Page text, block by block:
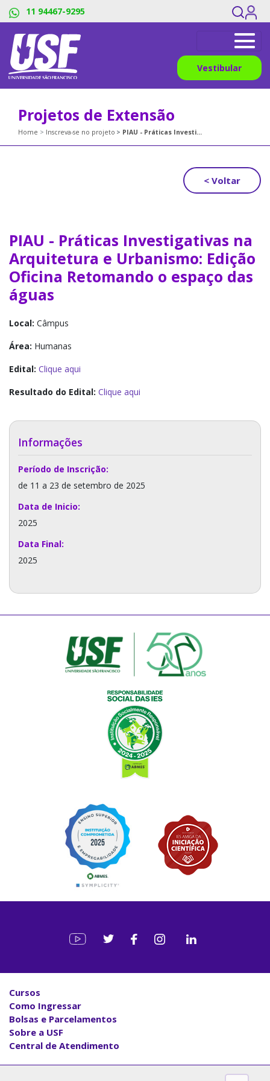
11 94467-9295
Vestibular
Projetos de Extensão
Home Inscreva-se no projeto PIAU - Práticas Investigativas na Arquitetura e Urbanismo: Edição Oficina Retomando o espaço das águas
< Voltar
PIAU - Práticas Investigativas na
Arquitetura e Urbanismo: Edição
Oficina Retomando o espaço das
águas
Local: Câmpus
Área: Humanas
Edital: Clique aqui
Resultado do Edital: Clique aqui
Informações
Período de Inscrição:
de 11 a 23 de setembro de 2025
Data de Inicio:
2025
Data Final:
2025
Cursos
Como Ingressar
Bolsas e Parcelamentos
Sobre a USF
Central de Atendimento